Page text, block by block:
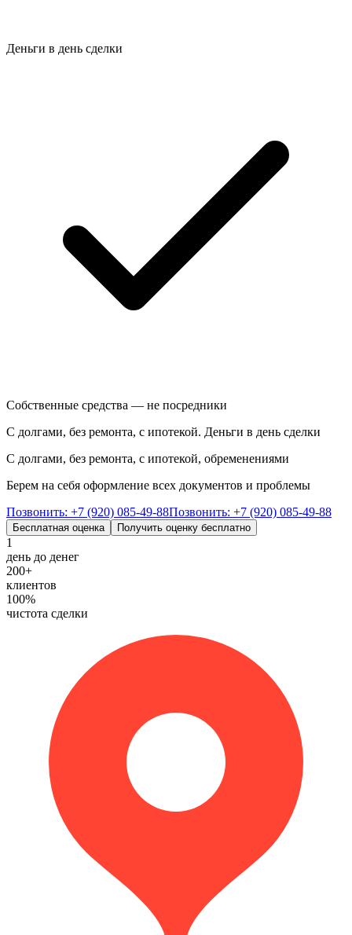
Деньги в день сделки
Собственные средства — не посредники
С долгами, без ремонта, с ипотекой. Деньги в день сделки
С долгами, без ремонта, с ипотекой, обременениями
Берем на себя оформление всех документов и проблемы
Позвонить: +7 (920) 085-49-88Позвонить: +7 (920) 085-49-88
Бесплатная оценка Получить оценку бесплатно
1
день до денег
200+
клиентов
100%
чистота сделки